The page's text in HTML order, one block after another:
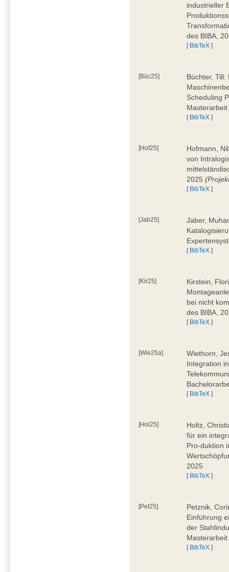
industrieller
des BIBA,
[ BibTeX ]
[Büc25]
Büchter, Till:
Scheduling
[ BibTeX ]
[Hof25]
Hofmann,
von
2025
[ BibTeX ]
[Jab25]
Jaber,
[ BibTeX ]
[Kir25]
Kirstein,
bei nicht
des BIBA,
[ BibTeX ]
[Wie25a]
Wiethorn,
Integration
[ BibTeX ]
[Hol25]
Holtz,
für ein
Pro-duktion
2025
[ BibTeX ]
[Pet25]
Petznik,
Einführung
der
[ BibTeX ]